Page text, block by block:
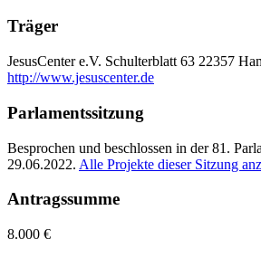
Träger
JesusCenter e.V. Schulterblatt 63 22357
http://www.jesuscenter.de
Parlamentssitzung
Besprochen und beschlossen in der 81.
29.06.2022. Alle Projekte dieser Sitzung
Antragssumme
8.000 €